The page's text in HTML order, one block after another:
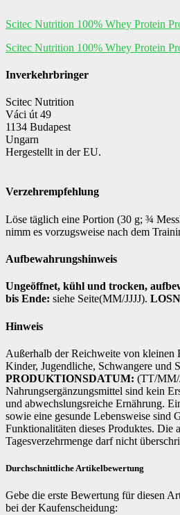
Scitec Nutrition 100% Whey Protein
Scitec Nutrition 100% Whey Protein
Inverkehrbringer
Scitec Nutrition
Váci út 49
1134 Budapest
Ungarn
Hergestellt in der EU.
Verzehrempfehlung
Löse täglich eine Portion (30 g; ¾
nimm es vorzugsweise nach dem
Aufbewahrungshinweis
Ungeöffnet, kühl und trocken,
bis Ende: siehe Seite(MM/JJJJ).
Hinweis
Außerhalb der Reichweite von kleinen
Kinder, Jugendliche, Schwangere und
PRODUKTIONSDATUM: (TT/MM/
Nahrungsergänzungsmittel sind kein
und abwechslungsreiche Ernährung.
sowie eine gesunde Lebensweise sind
Funktionalitäten dieses Produktes. Die
Tagesverzehrmenge darf nicht
Durchschnittliche Artikelbewertung
Gebe die erste Bewertung für diesen
bei der Kaufenscheidung: